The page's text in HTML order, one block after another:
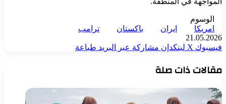
الوسوم
امريكا
ايران باكستان
ترامب
21.05.2026
فيسبوك ‫X لينكدإن مشاركة عبر البريد طباعة
مقالات ذات صلة